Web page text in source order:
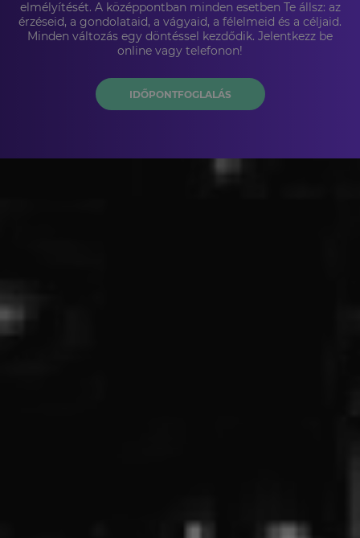
elmélyítését. A középpontban minden esetben Te állsz: az
érzéseid, a gondolataid, a vágyaid, a félelmeid és a céljaid.
Minden változás egy döntéssel kezdődik. Jelentkezz be
online vagy telefonon!
IDŐPONTFOGLALÁS